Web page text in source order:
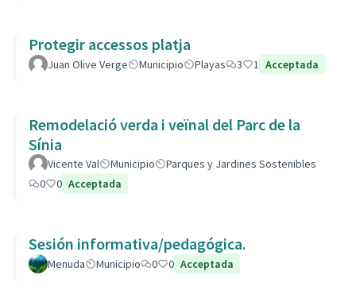
Protegir accessos platja
Juan Olive Verge Municipio Playas 3 1 Acceptada
Remodelació verda i veïnal del Parc de la
Sínia
Vicente Val Municipio
Parques y Jardines Sostenibles
0
0 Acceptada
Sesión informativa/pedagógica.
Menuda Municipio 0 0 Acceptada